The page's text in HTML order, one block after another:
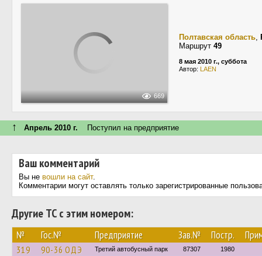
669
Полтавская область,
Маршрут 49
8 мая 2010 г., суббота
Автор: LAEN
↑ Апрель 2010 г. Поступил на предприятие
Ваш комментарий
Вы не вошли на сайт.
Комментарии могут оставлять только зарегистрированные
Другие ТС с этим номером:
№ Гос.№ Предприятие Зав.№ Постр.
319 90-36 ОДЭ Третий автобусный парк 87307 1980